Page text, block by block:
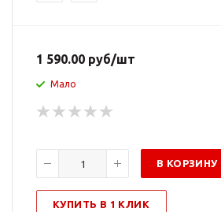
1 590.00 руб/шт
Мало
В КОРЗИНУ
КУПИТЬ В 1 КЛИК